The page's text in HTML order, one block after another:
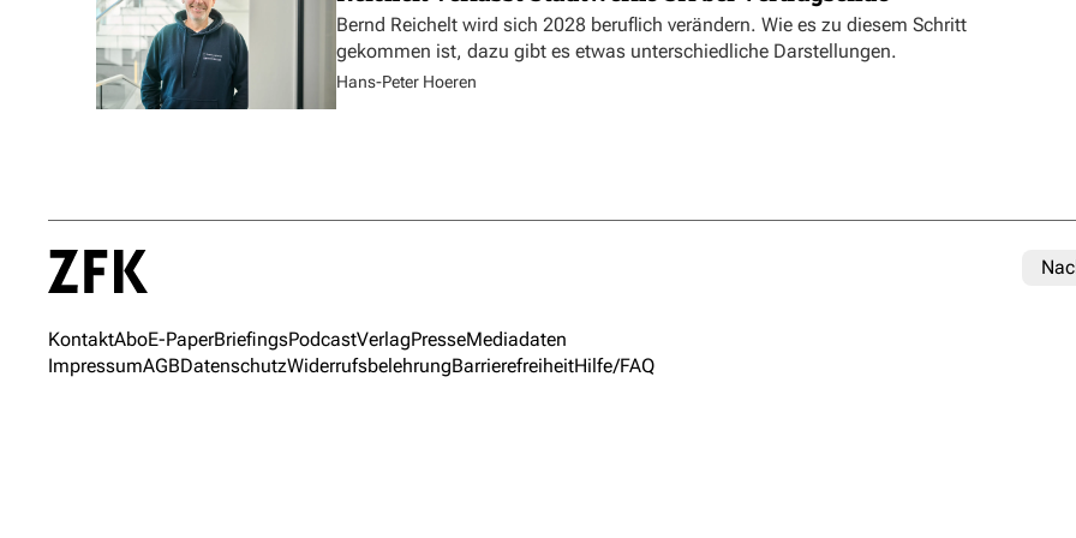
Bernd Reichelt wird sich 2028 beruflich verändern. Wie es zu diesem Schritt
gekommen ist, dazu gibt es etwas unterschiedliche Darstellungen.
Hans-Peter Hoeren
KontaktAboE-PaperBriefingsPodcastVerlagPresseMediadaten
ImpressumAGBDatenschutzWiderrufsbelehrungBarrierefreiheitHilfe/FAQ